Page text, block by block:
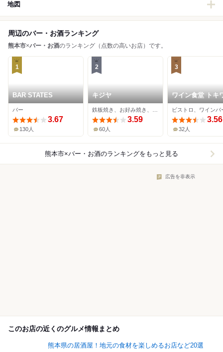
地図
周辺のバー・お酒ランキング
熊本市×バー・お酒のランキング（点数の高いお店）です。
1
BAR STATES
バー
3.67
130人
2
キジヤ
3.59
60人
3
ワイン食堂 トキ
ビストロ、ワインバ
3.56
32人
熊本市×バー・お酒のランキングをもっと見る
広告を非表示
このお店の近くのグルメ情報まとめ
熊本県の居酒屋！地元の食材を楽しめるお店など20選